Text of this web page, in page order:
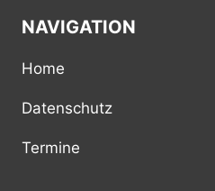
NAVIGATION
Home
Datenschutz
Termine